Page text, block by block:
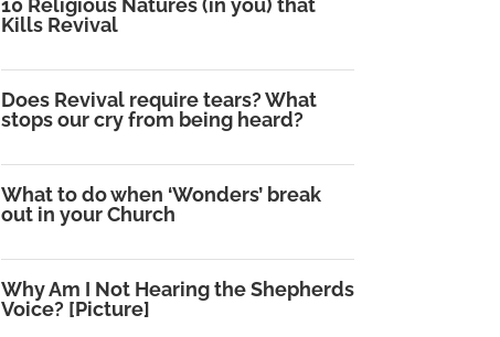
10 Religious Natures (in you) that
Kills Revival
Does Revival require tears? What
stops our cry from being heard?
What to do when ‘Wonders’ break
out in your Church
Why Am I Not Hearing the Shepherds
Voice? [Picture]